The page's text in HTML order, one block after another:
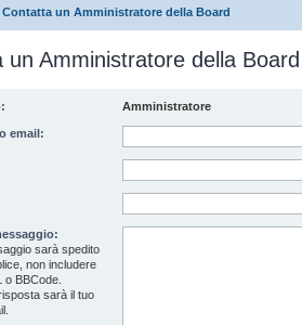
Contatta un Amministratore della Board
un Amministratore della Board
Amministratore
email:
sarà spedito
non includere
BBCode.
sarà il tuo